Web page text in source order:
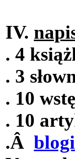
IV.
. 4
. 3
. 10
. 10
.Â blogi